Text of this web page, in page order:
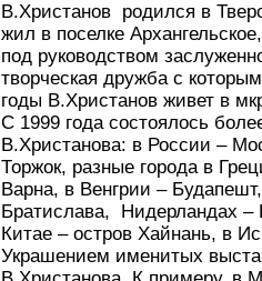
В.Христанов родился в
жил в поселке
под руководством
творческая дружба с
годы В.Христанов живет в
С 1999 года состоялось
В.Христанова: в России –
Торжок, разные города в
Варна, в Венгрии –
Братислава, Нидерландах –
Китае – остров Хайнань, в
Украшением именитых